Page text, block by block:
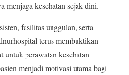
menjaga kesehatan sejak dini.
fasilitas unggulan, serta
terus membuktikan
untuk perawatan kesehatan
menjadi motivasi utama bagi